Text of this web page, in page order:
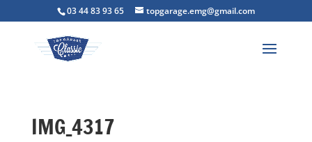
03 44 83 93 65 topgarage.emg@gmail.com
IMG_4317